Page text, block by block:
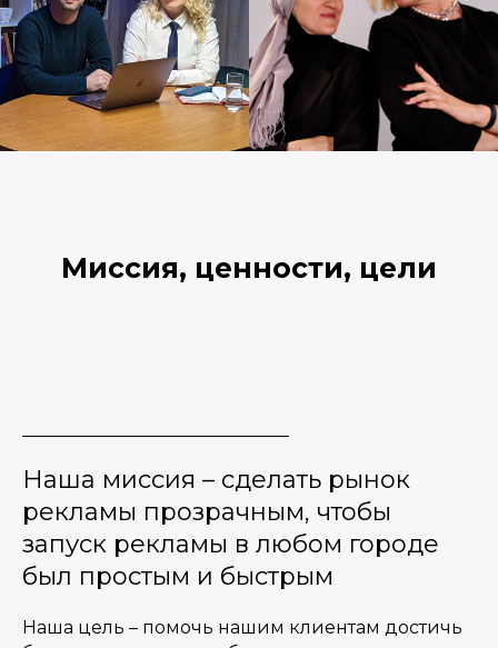
Миссия, ценности, цели
Наша миссия – сделать рынок
рекламы прозрачным, чтобы
запуск рекламы в любом городе
был простым и быстрым
Наша цель – помочь нашим клиентам достичь